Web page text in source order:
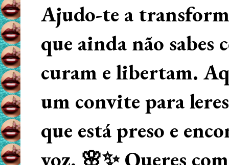
Ajudo-te a
que ainda não
curam e libertam.
um convite para
que está preso e
voz. 🌸✨ Queres